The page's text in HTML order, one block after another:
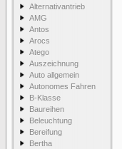
Alternativantrieb
AMG
Antos
Arocs
Atego
Auszeichnung
Auto allgemein
Autonomes Fahren
B-Klasse
Baureihen
Beleuchtung
Bereifung
Bertha